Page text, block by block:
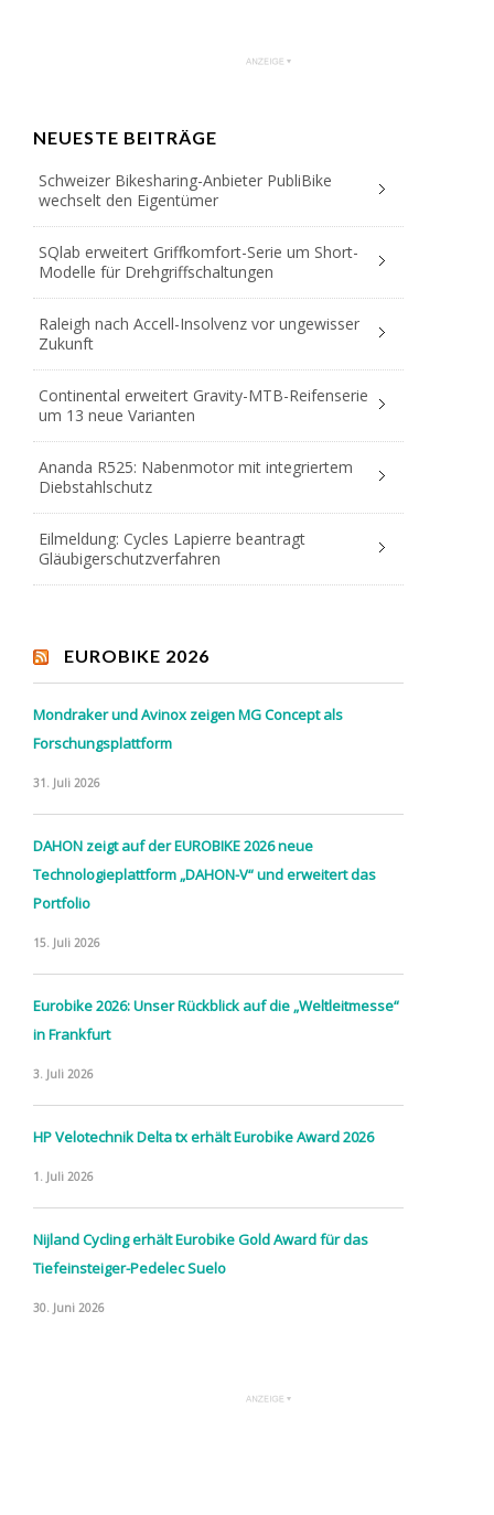
NEUESTE BEITRÄGE
Schweizer Bikesharing-Anbieter PubliBike
wechselt den Eigentümer
SQlab erweitert Griffkomfort-Serie um Short-
Modelle für Drehgriffschaltungen
Raleigh nach Accell-Insolvenz vor ungewisser
Zukunft
Continental erweitert Gravity-MTB-Reifenserie
um 13 neue Varianten
Ananda R525: Nabenmotor mit integriertem
Diebstahlschutz
Eilmeldung: Cycles Lapierre beantragt
Gläubigerschutzverfahren
EUROBIKE 2026
Mondraker und Avinox zeigen MG Concept als
Forschungsplattform
31. Juli 2026
DAHON zeigt auf der EUROBIKE 2026 neue
Technologieplattform „DAHON-V“ und erweitert das
Portfolio
15. Juli 2026
Eurobike 2026: Unser Rückblick auf die „Weltleitmesse“
in Frankfurt
3. Juli 2026
HP Velotechnik Delta tx erhält Eurobike Award 2026
1. Juli 2026
Nijland Cycling erhält Eurobike Gold Award für das
Tiefeinsteiger-Pedelec Suelo
30. Juni 2026